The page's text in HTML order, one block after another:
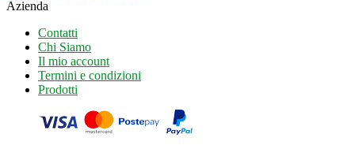
Azienda
Contatti
Chi Siamo
Il mio account
Termini e condizioni
Prodotti